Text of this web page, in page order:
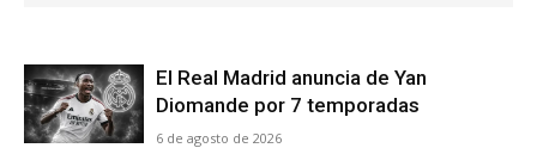
El Real Madrid anuncia de Yan
Diomande por 7 temporadas
6 de agosto de 2026